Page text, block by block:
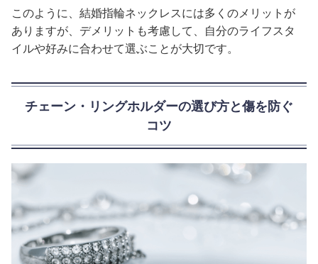
このように、結婚指輪ネックレスには多くのメリットが
ありますが、デメリットも考慮して、自分のライフスタ
イルや好みに合わせて選ぶことが大切です。
チェーン・リングホルダーの選び方と傷を防ぐ
コツ